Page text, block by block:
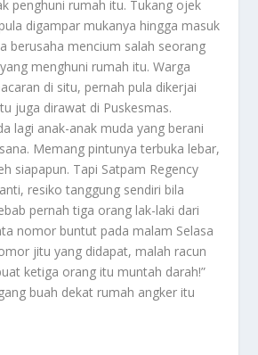
penghuni rumah itu. Tukang ojek
digampar mukanya hingga masuk
berusaha mencium salah seorang
menghuni rumah itu. Warga
di situ, pernah pula dikerjai
juga dirawat di Puskesmas.
lagi anak-anak muda yang berani
Memang pintunya terbuka lebar,
siapapun. Tapi Satpam Regency
resiko tanggung sendiri bila
pernah tiga orang lak-laki dari
nomor buntut pada malam Selasa
jitu yang didapat, malah racun
ketiga orang itu muntah darah!”
buah dekat rumah angker itu